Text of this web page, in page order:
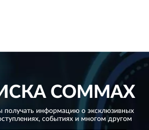
COMMAX
получать информацию о эксклюзивных
событиях и многом другом